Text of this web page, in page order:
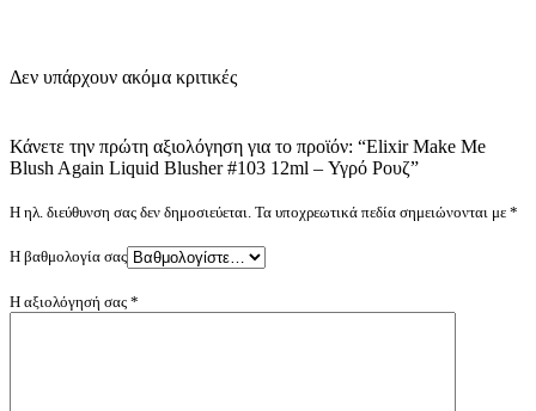
Δεν υπάρχουν ακόμα κριτικές
Κάνετε την πρώτη αξιολόγηση για το προϊόν: “Elixir Make Me
Blush Again Liquid Blusher #103 12ml – Υγρό Ρουζ”
Η ηλ. διεύθυνση σας δεν δημοσιεύεται. Τα υποχρεωτικά πεδία σημειώνονται με *
Η βαθμολογία σας
Η αξιολόγησή σας *